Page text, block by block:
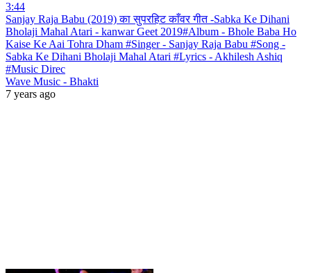
3:44
Sanjay Raja Babu (2019) का सुपरहिट काँवर गीत -Sabka Ke Dihani
Bholaji Mahal Atari - kanwar Geet 2019#Album - Bhole Baba Ho
Kaise Ke Aai Tohra Dham #Singer - Sanjay Raja Babu #Song -
Sabka Ke Dihani Bholaji Mahal Atari #Lyrics - Akhilesh Ashiq
#Music Direc
Wave Music - Bhakti
7 years ago